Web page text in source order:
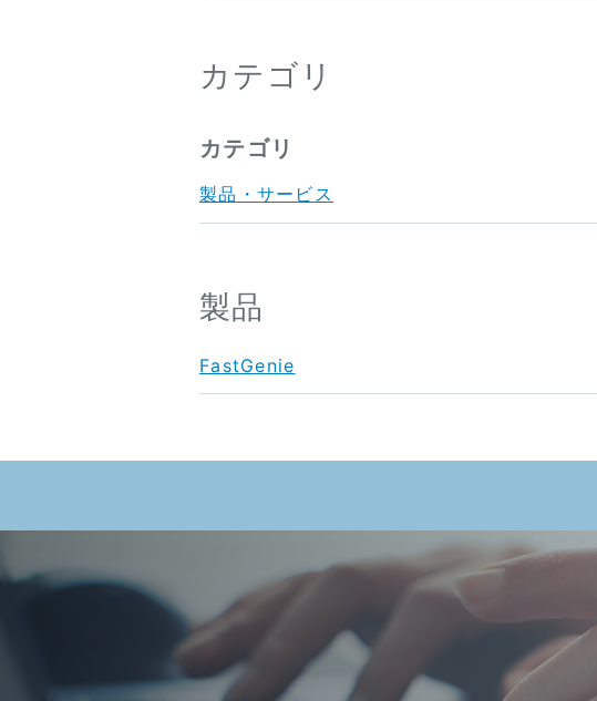
カテゴリ
カテゴリ
製品・サービス
製品
FastGenie